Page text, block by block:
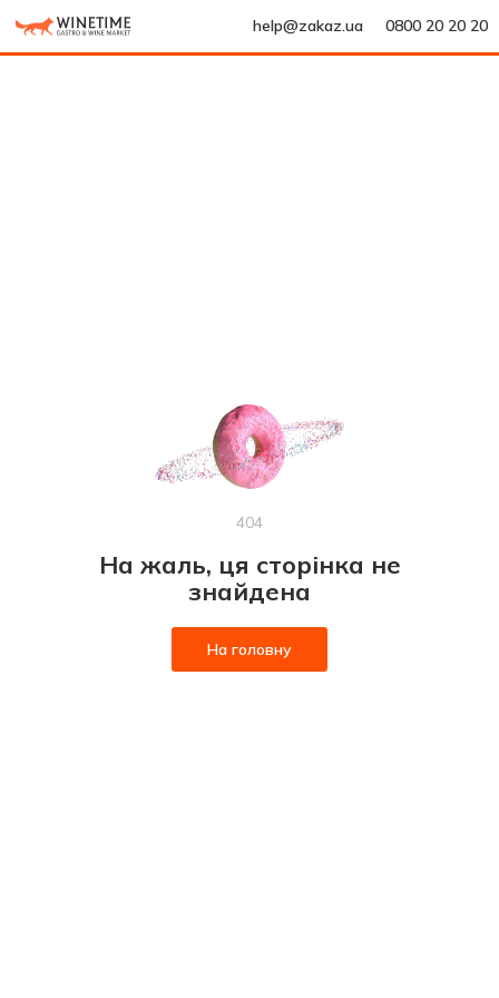
help@zakaz.ua 0800 20 20 20
404
На жаль, ця сторінка не
знайдена
На головну